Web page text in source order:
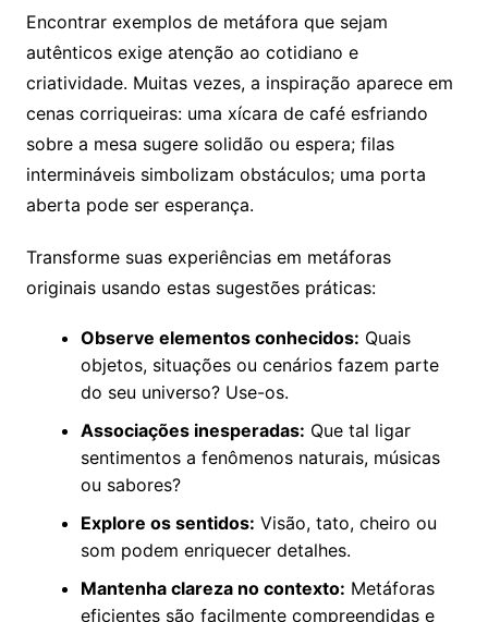
Encontrar exemplos de metáfora que sejam
autênticos exige atenção ao cotidiano e
criatividade. Muitas vezes, a inspiração aparece em
cenas corriqueiras: uma xícara de café esfriando
sobre a mesa sugere solidão ou espera; filas
intermináveis simbolizam obstáculos; uma porta
aberta pode ser esperança.
Transforme suas experiências em metáforas
originais usando estas sugestões práticas:
Observe elementos conhecidos: Quais
objetos, situações ou cenários fazem parte
do seu universo? Use-os.
Associações inesperadas: Que tal ligar
sentimentos a fenômenos naturais, músicas
ou sabores?
Explore os sentidos: Visão, tato, cheiro ou
som podem enriquecer detalhes.
Mantenha clareza no contexto: Metáforas
eficientes são facilmente compreendidas e